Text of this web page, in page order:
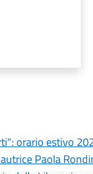
orario estivo
Paola